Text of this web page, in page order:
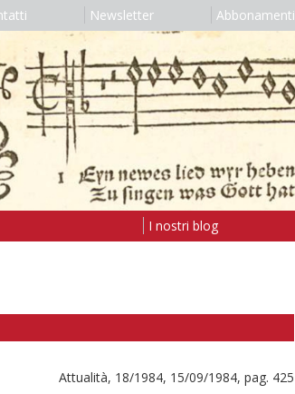
Newsletter Abbonamenti
I nostri blog
Attualità, 18/1984, 15/09/1984, pag. 425